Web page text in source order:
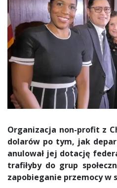
Organizacja non-profit z
dolarów po tym, jak
anulował jej dotację
trafiłyby do grup
zapobieganie przemocy w